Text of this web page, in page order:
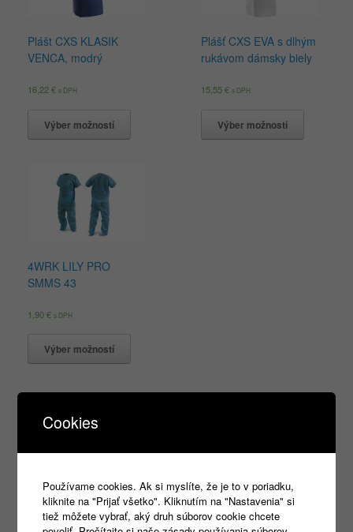
Plášt CXS KLASIK
VENCA, modrý
16,22€ s DPH
Výber možností
Plášť CXS EVA s dlhým
rukávom dámsky biely
15,55€ s DPH
Výber možností
4WRK LILY PRO
SMMS 43
1,90€ s DPH
Výber možností
Kategórie
Cookies
Používame cookies. Ak si myslíte, že je to v poriadku,
kliknite na "Prijať všetko". Kliknutím na "Nastavenia" si
tiež môžete vybrať, aký druh súborov cookie chcete